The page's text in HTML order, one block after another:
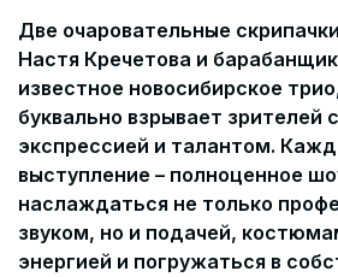
Две очаровательные
Настя Кречетова и
известное новосибирское
буквально взрывает зрителей
экспрессией и талантом.
выступление – полноценное
наслаждаться не только
звуком, но и подачей,
энергией и погружаться в